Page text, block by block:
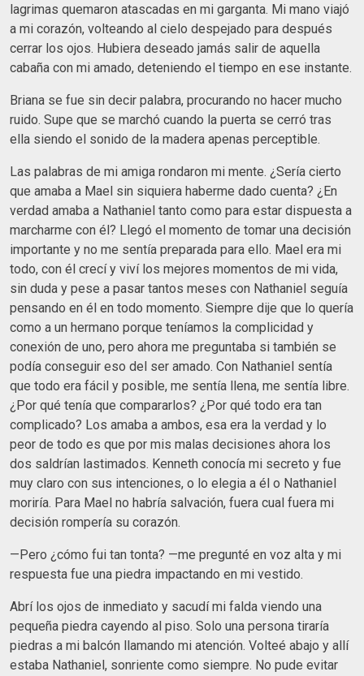
lagrimas quemaron atascadas en mi garganta. Mi mano viajó
a mi corazón, volteando al cielo despejado para después
cerrar los ojos. Hubiera deseado jamás salir de aquella
cabaña con mi amado, deteniendo el tiempo en ese instante.
Briana se fue sin decir palabra, procurando no hacer mucho
ruido. Supe que se marchó cuando la puerta se cerró tras
ella siendo el sonido de la madera apenas perceptible.
Las palabras de mi amiga rondaron mi mente. ¿Sería cierto
que amaba a Mael sin siquiera haberme dado cuenta? ¿En
verdad amaba a Nathaniel tanto como para estar dispuesta a
marcharme con él? Llegó el momento de tomar una decisión
importante y no me sentía preparada para ello. Mael era mi
todo, con él crecí y viví los mejores momentos de mi vida,
sin duda y pese a pasar tantos meses con Nathaniel seguía
pensando en él en todo momento. Siempre dije que lo quería
como a un hermano porque teníamos la complicidad y
conexión de uno, pero ahora me preguntaba si también se
podía conseguir eso del ser amado. Con Nathaniel sentía
que todo era fácil y posible, me sentía llena, me sentía libre.
¿Por qué tenía que compararlos? ¿Por qué todo era tan
complicado? Los amaba a ambos, esa era la verdad y lo
peor de todo es que por mis malas decisiones ahora los
dos saldrían lastimados. Kenneth conocía mi secreto y fue
muy claro con sus intenciones, o lo elegia a él o Nathaniel
moriría. Para Mael no habría salvación, fuera cual fuera mi
decisión rompería su corazón.
—Pero ¿cómo fui tan tonta? —me pregunté en voz alta y mi
respuesta fue una piedra impactando en mi vestido.
Abrí los ojos de inmediato y sacudí mi falda viendo una
pequeña piedra cayendo al piso. Solo una persona tiraría
piedras a mi balcón llamando mi atención. Volteé abajo y allí
estaba Nathaniel, sonriente como siempre. No pude evitar